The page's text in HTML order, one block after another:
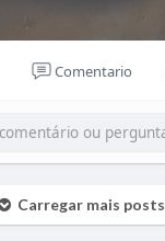
Comentario
Carregar mais posts